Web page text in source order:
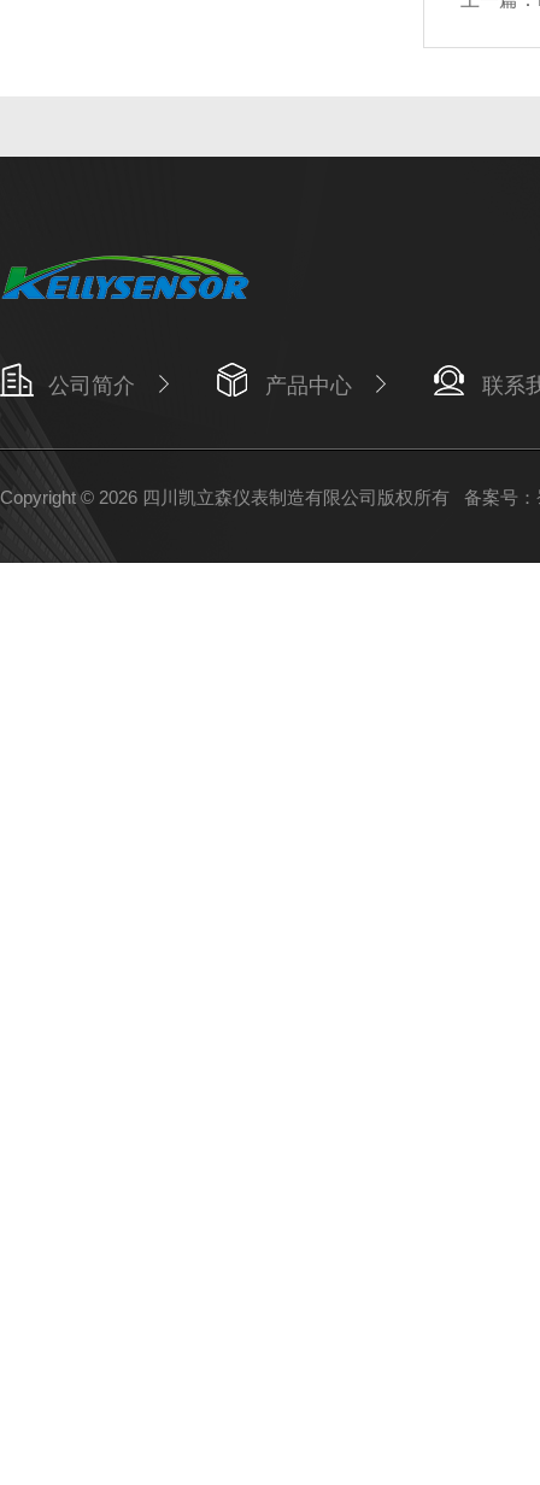
公司简介 产品中心 联系
Copyright © 2026 四川凯立森仪表制造有限公司版权所有 备案号：